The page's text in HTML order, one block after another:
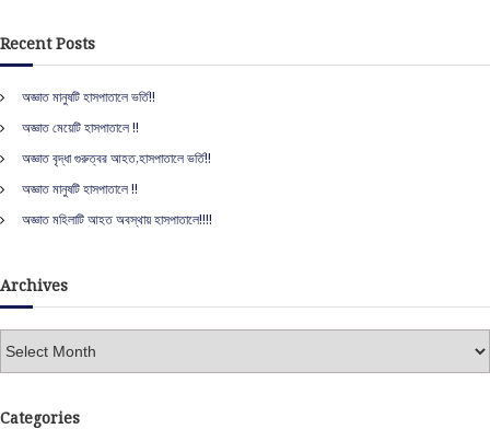
r
c
f
o
r
h
Recent Posts
অজ্ঞাত মানুষটি হাসপাতালে ভর্তি!!
অজ্ঞাত মেয়েটি হাসপাতালে !!
অজ্ঞাত বৃদ্ধা গুরুত্বর আহত,হাসপাতালে ভর্তি!!
অজ্ঞাত মানুষটি হাসপাতালে !!
অজ্ঞাত মহিলাটি আহত অবস্থায় হাসপাতালে!!!!
Archives
h
Categories